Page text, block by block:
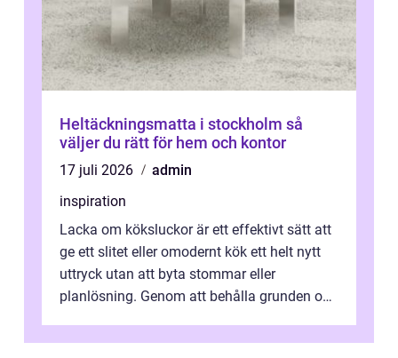
Heltäckningsmatta i stockholm så
väljer du rätt för hem och kontor
17 juli 2026
admin
inspiration
Lacka om köksluckor är ett effektivt sätt att
ge ett slitet eller omodernt kök ett helt nytt
uttryck utan att byta stommar eller
planlösning. Genom att behålla grunden och